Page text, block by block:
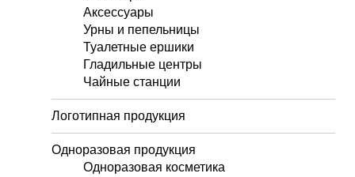
Аксессуары
Урны и пепельницы
Туалетные ершики
Гладильные центры
Чайные станции
Логотипная продукция
Одноразовая продукция
Одноразовая косметика